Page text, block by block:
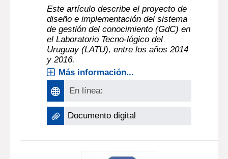
Este artículo describe el proyecto de
diseño e implementación del sistema
de gestión del conocimiento (GdC) en
el Laboratorio Tecno-lógico del
Uruguay (LATU), entre los años 2014
y 2016.
Más información...
En línea:
Documento digital